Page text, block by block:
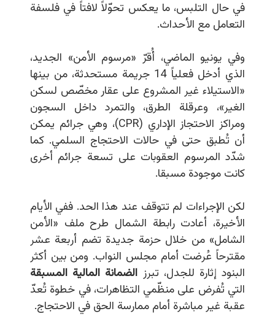
في حال التلبس، ما يعكس تحوّلاً لافتاً في فلسفة
التعامل مع الأحداث.
وفي يونيو الماضي، أُقرّ «مرسوم الأمن» الجديد،
الذي أدخل فعلياً 14 جريمة مستحدثة، من بينها
«الاستيلاء غير المشروع على عقار مخصّص لسكن
الغير»، وعرقلة الطرق، والتمرد داخل السجون
ومراكز الاحتجاز الإداري (CPR)، وهي جرائم يمكن
أن تُطبق حتى في حالات الاحتجاج السلمي. كما
شدّد المرسوم العقوبات على تسعة جرائم أخرى
كانت موجودة مسبقا.
لكن الإجراءات لم تتوقف عند هذا الحد. ففي الأيام
الأخيرة، أعادت رابطة الشمال طرح ملف «الأمن
الشامل» من خلال حزمة جديدة تضم أربعة عشر
مقترحاً عُرضت أمام مجلس النواب. ومن بين أكثر
البنود إثارة للجدل، تبرز الضمانة المالية المسبقة
التي تُفرض على منظّمي التظاهرات، في خطوة تُعدّ
عقبة غير مباشرة أمام ممارسة الحق في الاحتجاج.